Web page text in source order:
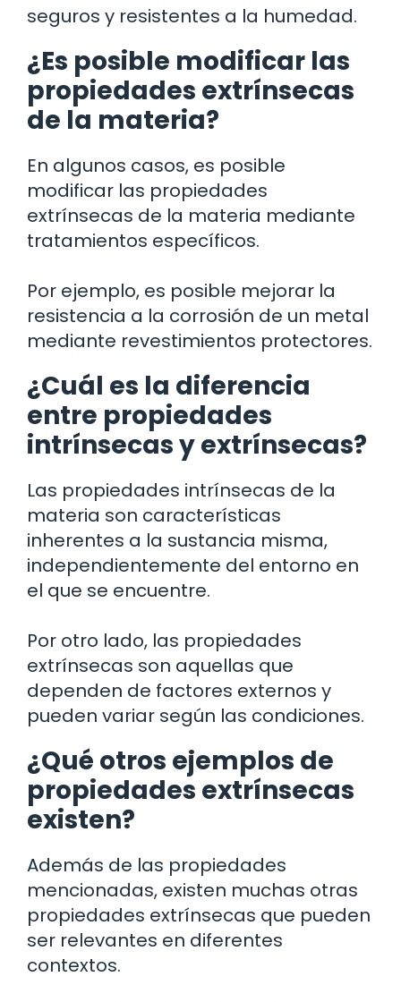
seguros y resistentes a la humedad.
¿Es posible modificar las
propiedades extrínsecas
de la materia?
En algunos casos, es posible
modificar las propiedades
extrínsecas de la materia mediante
tratamientos específicos.
Por ejemplo, es posible mejorar la
resistencia a la corrosión de un metal
mediante revestimientos protectores.
¿Cuál es la diferencia
entre propiedades
intrínsecas y extrínsecas?
Las propiedades intrínsecas de la
materia son características
inherentes a la sustancia misma,
independientemente del entorno en
el que se encuentre.
Por otro lado, las propiedades
extrínsecas son aquellas que
dependen de factores externos y
pueden variar según las condiciones.
¿Qué otros ejemplos de
propiedades extrínsecas
existen?
Además de las propiedades
mencionadas, existen muchas otras
propiedades extrínsecas que pueden
ser relevantes en diferentes
contextos.